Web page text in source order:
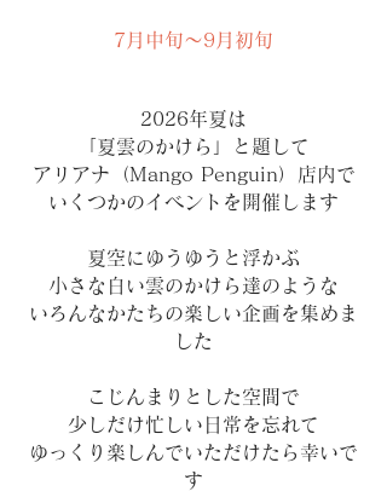
7月中旬～9月初旬
2026年夏は
「夏雲のかけら」と題して
アリアナ（Mango Penguin）店内で
いくつかのイベントを開催します
夏空にゆうゆうと浮かぶ
小さな白い雲のかけら達のような
​いろんなかたちの楽しい企画を集めま
した
こじんまりとした空間で
少しだけ忙しい日常を忘れて
ゆっくり楽しんでいただけたら 幸いで
す